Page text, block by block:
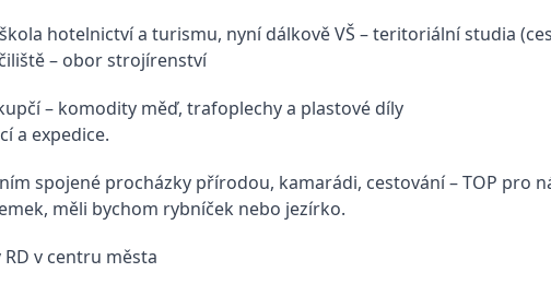
hotelnictví a turismu, nyní dálkově VŠ – teritoriální studia
– obor strojírenství
– komodity měď, trafoplechy a plastové díly
a expedice.
spojené procházky přírodou, kamarádi, cestování – TOP pro
měli bychom rybníček nebo jezírko.
RD v centru města